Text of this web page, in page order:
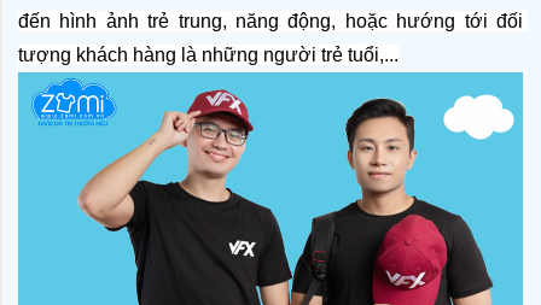
đến hình ảnh trẻ trung, năng động, hoặc hướng tới đối
tượng khách hàng là những người trẻ tuổi,...